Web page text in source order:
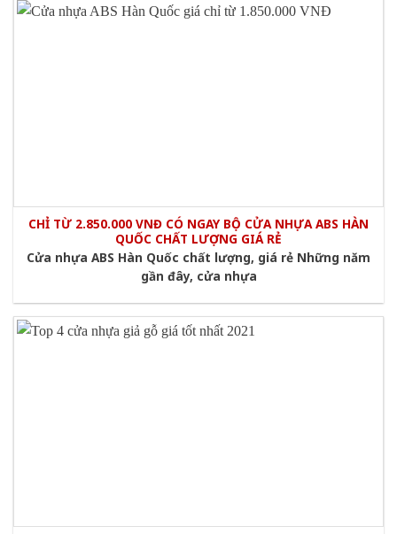
CHỈ TỪ 2.850.000 VNĐ CÓ NGAY BỘ CỬA NHỰA ABS HÀN
QUỐC CHẤT LƯỢNG GIÁ RẺ
Cửa nhựa ABS Hàn Quốc chất lượng, giá rẻ Những năm
gần đây, cửa nhựa